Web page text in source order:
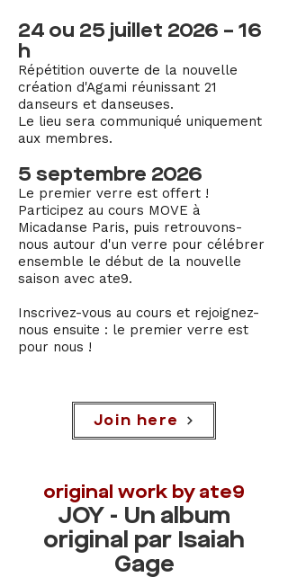
24 ou 25 juillet 2026 – 16
h
Répétition ouverte de la nouvelle
création d'Agami réunissant 21
danseurs et danseuses.
Le lieu sera communiqué uniquement
aux membres.
5 septembre 2026
Le premier verre est offert !
Participez au cours MOVE à
Micadanse Paris, puis retrouvons-
nous autour d'un verre pour célébrer
ensemble le début de la nouvelle
saison avec ate9.
Inscrivez-vous au cours et rejoignez-
nous ensuite : le premier verre est
pour nous !
Join here
original work by ate9
JOY - Un album
original par Isaiah
Gage